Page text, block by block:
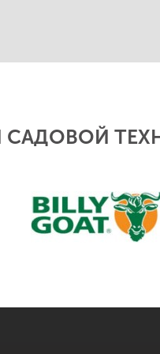
САДОВОЙ